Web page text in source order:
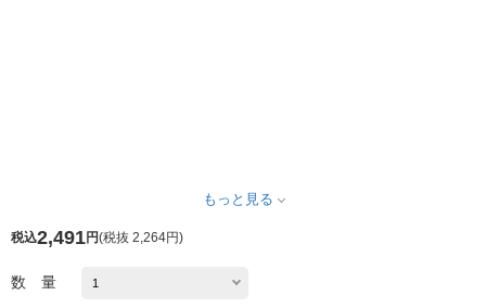
もっと見る
税込2,491円(税抜 2,264円)
数 量